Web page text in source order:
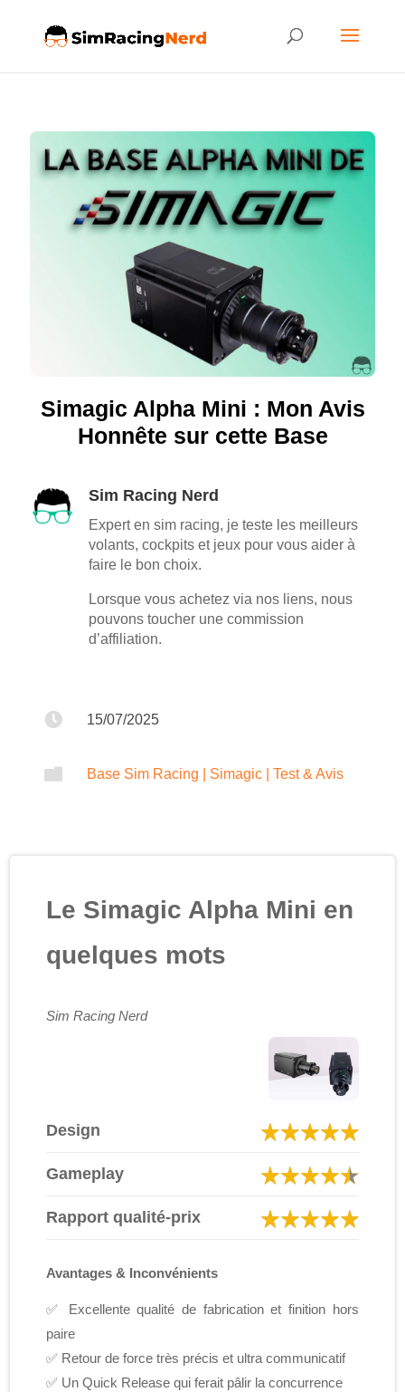
Simagic Alpha Mini : Mon Avis
Honnête sur cette Base
Sim Racing Nerd
Expert en sim racing, je teste les meilleurs
volants, cockpits et jeux pour vous aider à
faire le bon choix.
Lorsque vous achetez via nos liens, nous
pouvons toucher une commission
d’affiliation.
 15/07/2025
 Base Sim Racing Simagic Test & Avis
Le Simagic Alpha Mini en
quelques mots
Sim Racing Nerd
Design
Gameplay
Rapport qualité-prix
Avantages & Inconvénients
✅ Excellente qualité de fabrication et finition hors
paire
✅ Retour de force très précis et ultra communicatif
✅ Un Quick Release qui ferait pâlir la concurrence